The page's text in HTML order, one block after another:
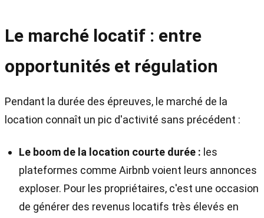
Le marché locatif : entre
opportunités et régulation
Pendant la durée des épreuves, le marché de la
location connaît un pic d'activité sans précédent :
Le boom de la location courte durée : les
plateformes comme Airbnb voient leurs annonces
exploser. Pour les propriétaires, c'est une occasion
de générer des revenus locatifs très élevés en